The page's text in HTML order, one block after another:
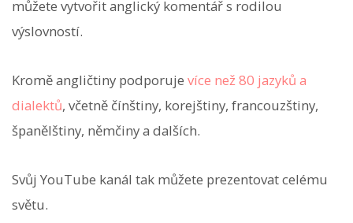
můžete vytvořit anglický komentář s rodilou
výslovností.
Kromě angličtiny podporuje více než 80 jazyků a
dialektů, včetně čínštiny, korejštiny, francouzštiny,
španělštiny, němčiny a dalších.
Svůj YouTube kanál tak můžete prezentovat celému
světu.